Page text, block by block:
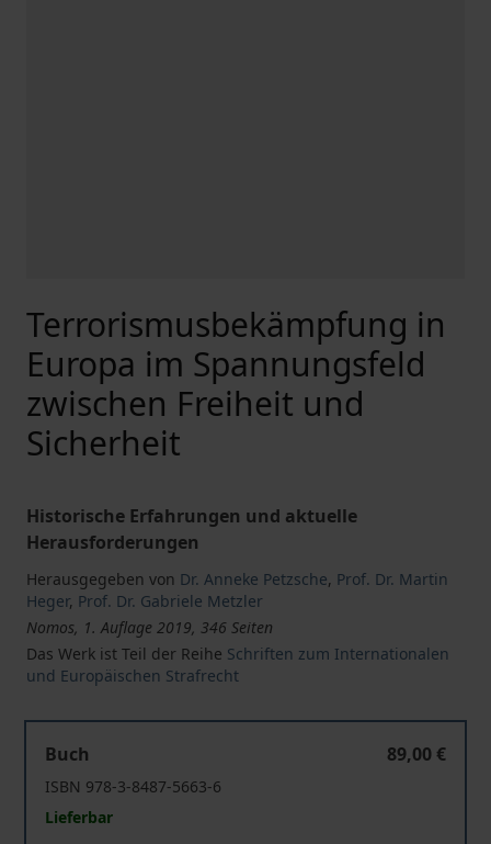
Terrorismusbekämpfung in
Europa im Spannungsfeld
zwischen Freiheit und
Sicherheit
Historische Erfahrungen und aktuelle
Herausforderungen
Herausgegeben von Dr. Anneke Petzsche, Prof. Dr. Martin
Heger, Prof. Dr. Gabriele Metzler
Nomos, 1. Auflage 2019, 346 Seiten
Das Werk ist Teil der Reihe Schriften zum Internationalen
und Europäischen Strafrecht
Buch
89,00 €
ISBN 978-3-8487-5663-6
Lieferbar